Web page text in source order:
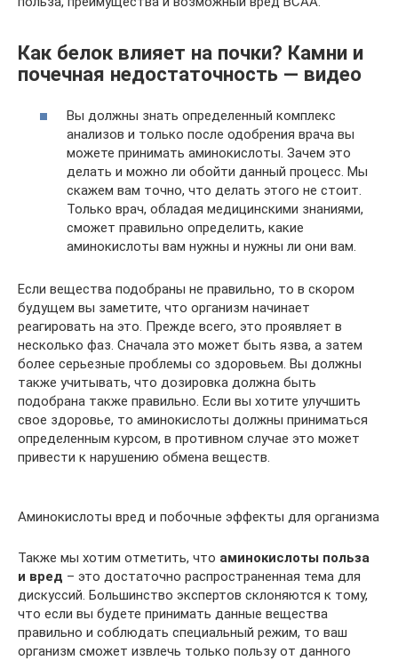
Как белок влияет на почки? Камни и
почечная недостаточность — видео
Вы должны знать определенный комплекс
анализов и только после одобрения врача вы
можете принимать аминокислоты. Зачем это
делать и можно ли обойти данный процесс. Мы
скажем вам точно, что делать этого не стоит.
Только врач, обладая медицинскими знаниями,
сможет правильно определить, какие
аминокислоты вам нужны и нужны ли они вам.
Если вещества подобраны не правильно, то в скором
будущем вы заметите, что организм начинает
реагировать на это. Прежде всего, это проявляет в
несколько фаз. Сначала это может быть язва, а затем
более серьезные проблемы со здоровьем. Вы должны
также учитывать, что дозировка должна быть
подобрана также правильно. Если вы хотите улучшить
свое здоровье, то аминокислоты должны приниматься
определенным курсом, в противном случае это может
привести к нарушению обмена веществ.
Аминокислоты вред и побочные эффекты для организма
Также мы хотим отметить, что аминокислоты польза
и вред – это достаточно распространенная тема для
дискуссий. Большинство экспертов склоняются к тому,
что если вы будете принимать данные вещества
правильно и соблюдать специальный режим, то ваш
организм сможет извлечь только пользу от данного